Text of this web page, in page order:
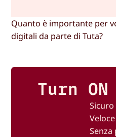
Quanto è importante per
digitali da parte di Tuta?
Turn
Sicuro
Veloce